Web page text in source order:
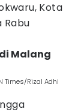
Kota
Rabu
Malang
Times/Rizal Adhi